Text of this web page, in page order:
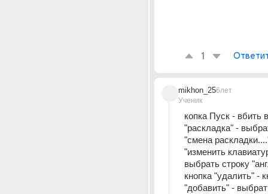
1
mikhon_25
Ученик
6лет
копка Пуск - вбить
"раскладка" -
"смена
"изменить
выбрать строку
кнопка "удалить" -
"добавить" -